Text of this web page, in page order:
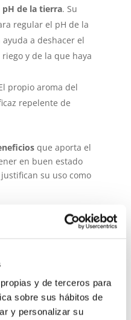
y de terceros para
sobre sus hábitos de
y personalizar su
de la tierra. Su
regular el pH de la
a deshacer el
y de la que haya
propio aroma del
repelente de
que aporta el
en buen estado
su uso como
con
en el cuidado de
pasos para hacer la